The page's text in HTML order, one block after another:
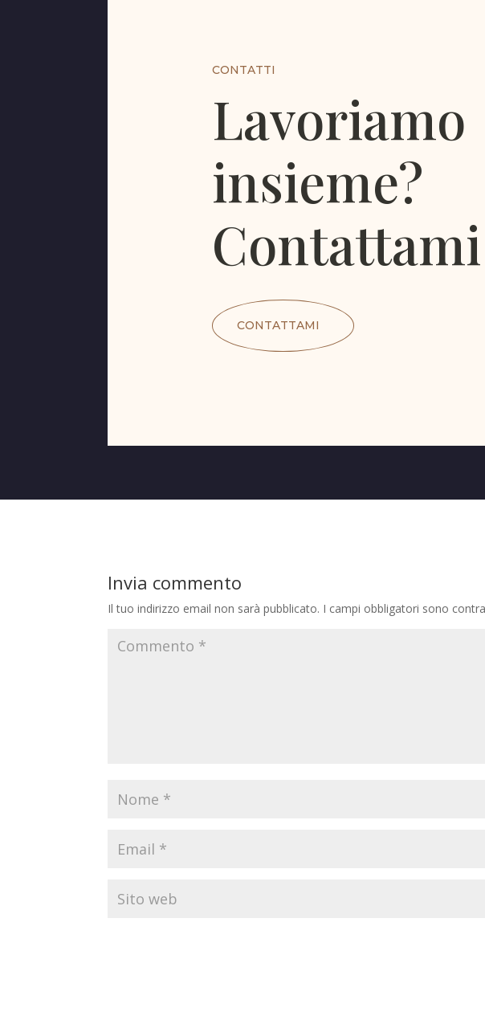
CONTATTI
Lavoriamo
insieme?
Contattami
CONTATTAMI
Invia commento
Il tuo indirizzo email non sarà pubblicato. I campi obbligatori sono